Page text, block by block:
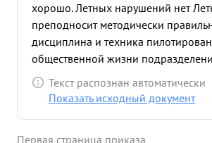
хорошо. Летных нарушений нет
преподносит методически
дисциплина и техника
общественной жизни
активное участие является
Самолет и мотор в воздухе
Текст распознан автоматически
Показать исходный документ
Первая страница приказа